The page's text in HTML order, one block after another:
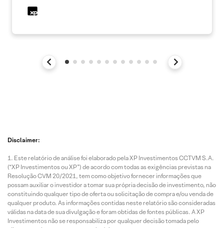
Disclaimer:
Este relatório de análise foi elaborado pela XP Investimentos CCTVM S.A.
(“XP Investimentos ou XP”) de acordo com todas as exigências previstas na
Resolução CVM 20/2021, tem como objetivo fornecer informações que
possam auxiliar o investidor a tomar sua própria decisão de investimento, não
constituindo qualquer tipo de oferta ou solicitação de compra e/ou venda de
qualquer produto. As informações contidas neste relatório são consideradas
válidas na data de sua divulgação e foram obtidas de fontes públicas. A XP
Investimentos não se responsabiliza por qualquer decisão tomada pelo